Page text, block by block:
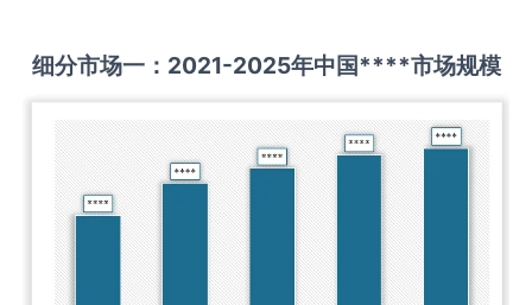
细分市场一： 2021-2025年中国****市场规模